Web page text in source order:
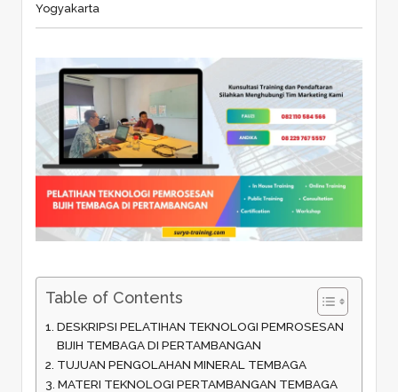
Yogyakarta
Table of Contents
DESKRIPSI PELATIHAN TEKNOLOGI PEMROSESAN
BIJIH TEMBAGA DI PERTAMBANGAN
TUJUAN PENGOLAHAN MINERAL TEMBAGA
MATERI TEKNOLOGI PERTAMBANGAN TEMBAGA